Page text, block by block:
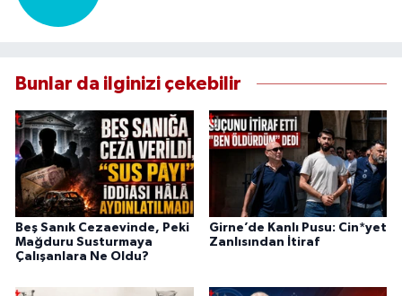
Bunlar da ilginizi çekebilir
Beş Sanık Cezaevinde, Peki
Mağduru Susturmaya
Çalışanlara Ne Oldu?
Girne’de Kanlı Pusu: Cin*yet
Zanlısından İtiraf